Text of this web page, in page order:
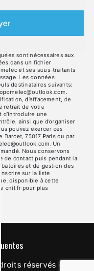
sont nécessaires aux
dans un fichier
et ses sous-traitants
Les données
destinataires suivants:
d’effacement, de
retrait de votre
une
ainsi que d’organiser
pouvez exercer ces
75017 Paris ou par
Un
Nous conservons
de contact puis pendant la
et de gestion des
sur la liste
disponible à cette
cnil.fr pour plus
réservés -